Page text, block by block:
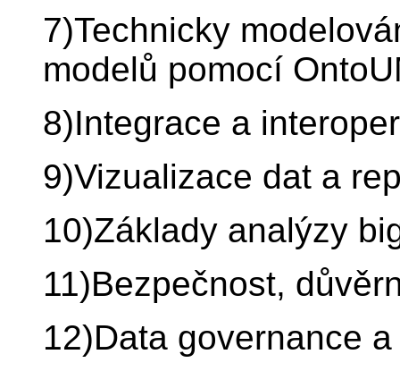
7)Technicky
modelů pomocí
8)Integrace a
9)Vizualizace dat a
10)Základy analýzy
11)Bezpečnost,
12)Data governance